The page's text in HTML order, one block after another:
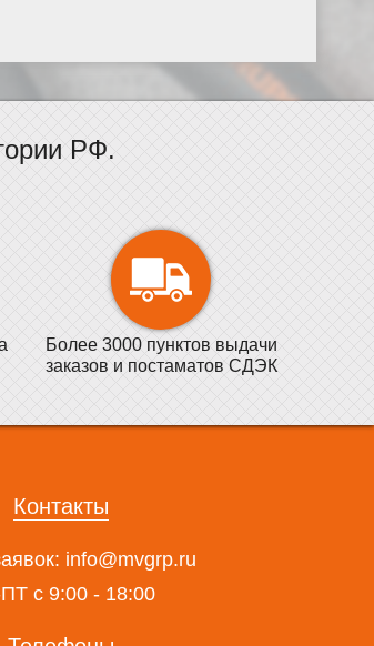
РФ.
Более 3000 пунктов выдачи
заказов и постаматов СДЭК
Контакты
info@mvgrp.ru
с 9:00 - 18:00